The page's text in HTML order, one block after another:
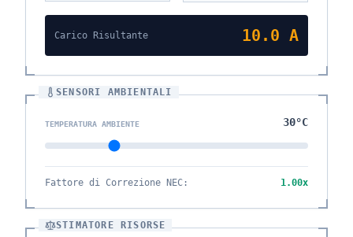
Carico Risultante 10.0 A
SENSORI AMBIENTALI
TEMPERATURA AMBIENTE 30°C
Fattore di Correzione NEC : 1.00x
STIMATORE RISORSE